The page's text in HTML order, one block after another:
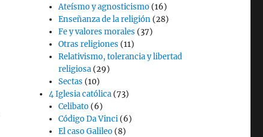
Ateísmo y agnosticismo (16)
Enseñanza de la religión (28)
Fe y valores morales (37)
Otras religiones (11)
Relativismo, tolerancia y libertad
religiosa (29)
Sectas (10)
4 Iglesia católica (73)
Celibato (6)
Código Da Vinci (6)
El caso Galileo (8)